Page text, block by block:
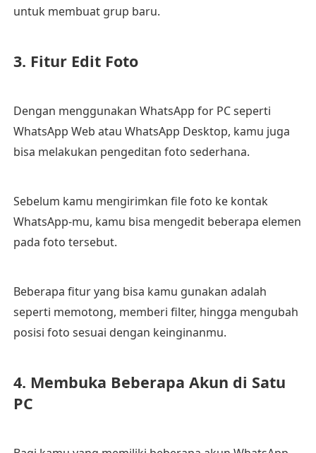
untuk membuat grup baru.
3. Fitur Edit Foto
Dengan menggunakan WhatsApp for PC seperti
WhatsApp Web atau WhatsApp Desktop, kamu juga
bisa melakukan pengeditan foto sederhana.
Sebelum kamu mengirimkan file foto ke kontak
WhatsApp-mu, kamu bisa mengedit beberapa elemen
pada foto tersebut.
Beberapa fitur yang bisa kamu gunakan adalah
seperti memotong, memberi filter, hingga mengubah
posisi foto sesuai dengan keinginanmu.
4. Membuka Beberapa Akun di Satu
PC